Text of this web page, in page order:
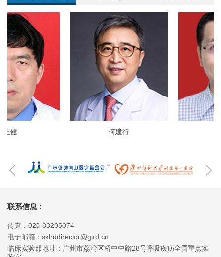
何建行
联系信息：
传真：020-83205074
电子邮箱：sklrddirector@gird.cn
临床实验部地址：广州市荔湾区桥中中路28号呼吸疾病全国重点实